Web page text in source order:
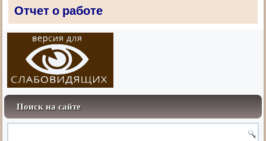
Отчет о работе
Поиск на сайте